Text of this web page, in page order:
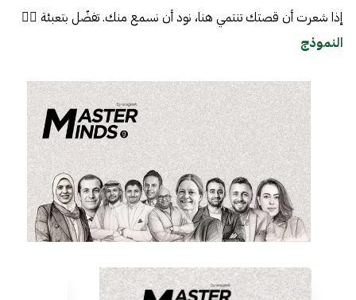
إذا شعرت أن قصتك تنتمي هنا، نود أن نسمع منك. تفضّل بتعبئة 👈🏼
النموذج